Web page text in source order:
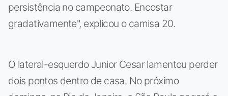
persistência no campeonato. Encostar
gradativamente", explicou o camisa 20.
O lateral-esquerdo Junior Cesar lamentou perder
dois pontos dentro de casa. No próximo